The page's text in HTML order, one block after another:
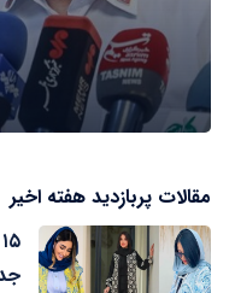
مقالات پربازدید هفته اخیر